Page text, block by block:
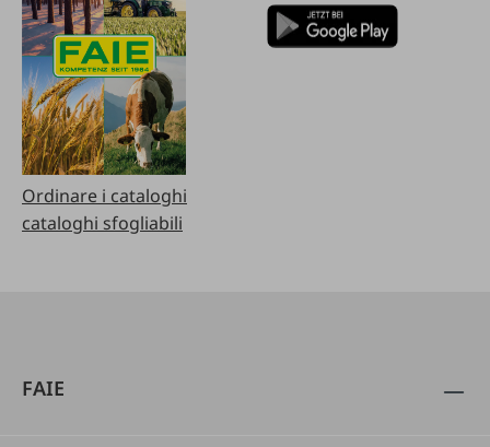
Ordinare i cataloghi
cataloghi sfogliabili
FAIE